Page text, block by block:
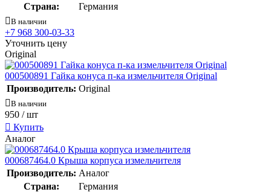
Страна:
Германия
В наличии
+7 968 300-03-33
Уточнить цену
Original
000500891 Гайка конуса п-ка измельчителя Original
Производитель: Original
В наличии
950 / шт
Купить
Аналог
000687464.0 Крыша корпуса измельчителя
Производитель: Аналог
Страна:
Германия